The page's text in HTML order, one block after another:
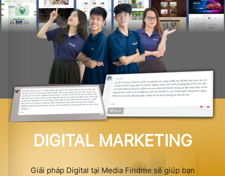
DIGITAL MARKETING
Giải pháp Digital tại Media Findme sẽ giúp bạn